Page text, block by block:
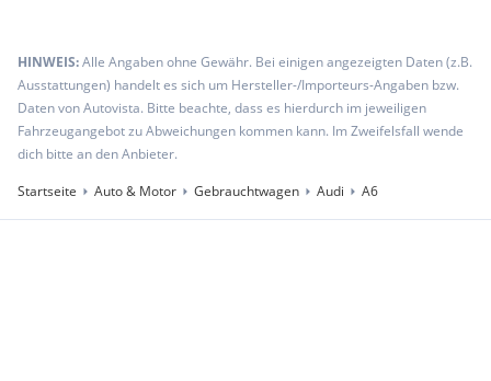
HINWEIS:Alle Angaben ohne Gewähr. Bei einigen angezeigten Daten (z.B.
Ausstattungen) handelt es sich um Hersteller-/Importeurs-Angaben bzw.
Daten von Autovista. Bitte beachte, dass es hierdurch im jeweiligen
Fahrzeugangebot zu Abweichungen kommen kann. Im Zweifelsfall wende
dich bitte an den Anbieter.
Startseite
Auto & Motor Gebrauchtwagen Audi A6